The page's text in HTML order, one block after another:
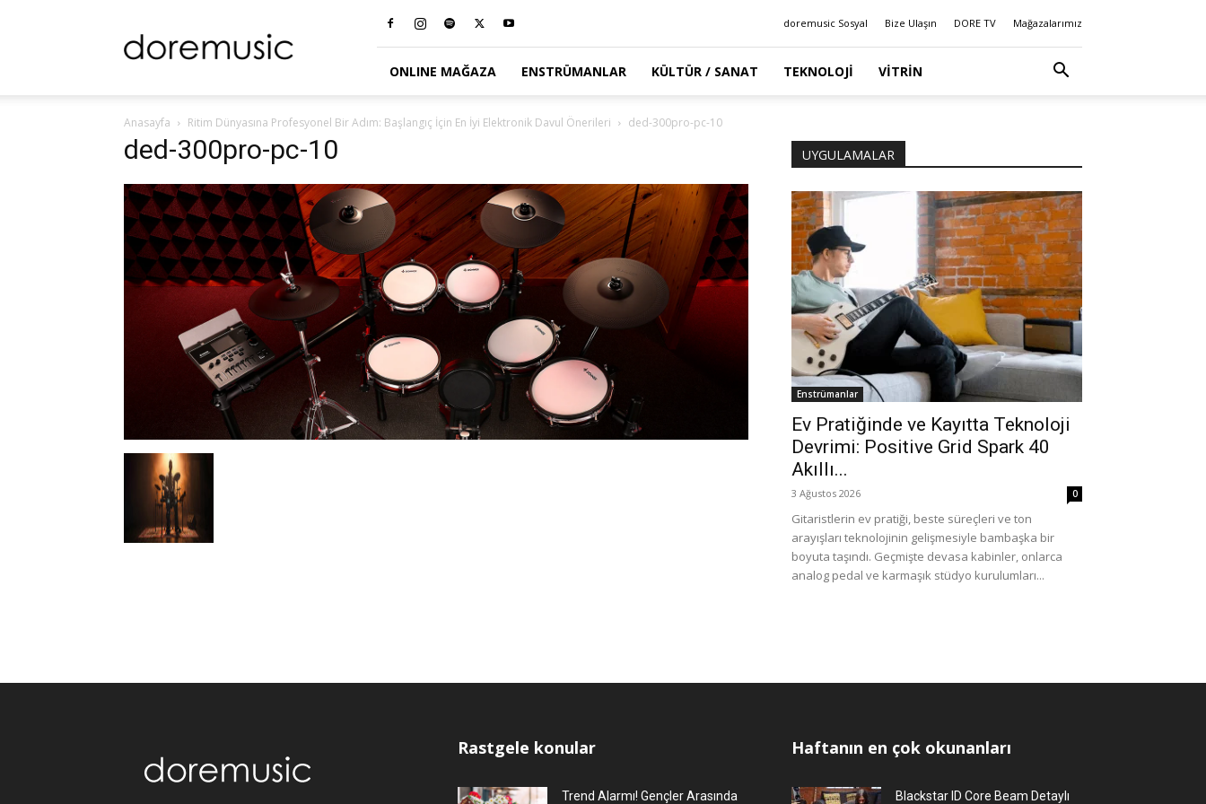
Blog
doremusic Sosyal Bize Ulaşın DORE TV Mağazalarımız
ONLINE MAĞAZA ENSTRÜMANLAR KÜLTÜR / SANAT TEKNOLOJI VITRIN
Anasayfa Ritim Dünyasına Profesyonel Bir Adım: Başlangıç İçin En İyi Elektronik Davul Önerileri ded-300pro-pc-10
ded-300pro-pc-10 UYGULAMALAR
Enstrümanlar
Ev Pratiğinde ve Kayıtta Teknoloji
Devrimi: Positive Grid Spark 40
Akıllı...
3 Ağustos 2026 0
Gitaristlerin ev pratiği, beste süreçleri ve ton
arayışları teknolojinin gelişmesiyle bambaşka bir
boyuta taşındı. Geçmişte devasa kabinler, onlarca
analog pedal ve karmaşık stüdyo kurulumları...
Rastgele konular
Trend Alarmı! Gençler Arasında
Haftanın en çok okunanları
Blackstar ID Core Beam Detaylı